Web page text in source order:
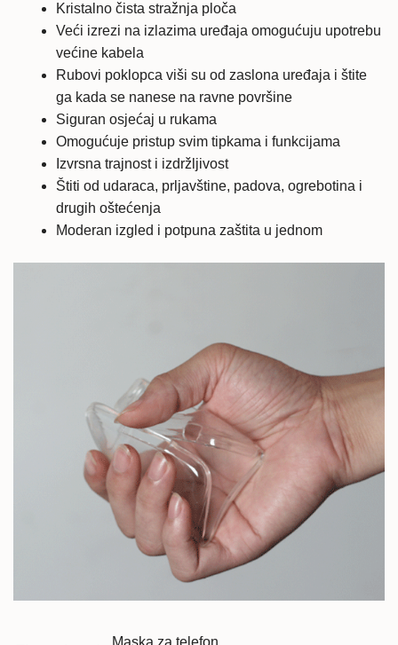
Kristalno čista stražnja ploča
Veći izrezi na izlazima uređaja omogućuju upotrebu
većine kabela
Rubovi poklopca viši su od zaslona uređaja i štite
ga kada se nanese na ravne površine
Siguran osjećaj u rukama
Omogućuje pristup svim tipkama i funkcijama
Izvrsna trajnost i izdržljivost
Štiti od udaraca, prljavštine, padova, ogrebotina i
drugih oštećenja
Moderan izgled i potpuna zaštita u jednom